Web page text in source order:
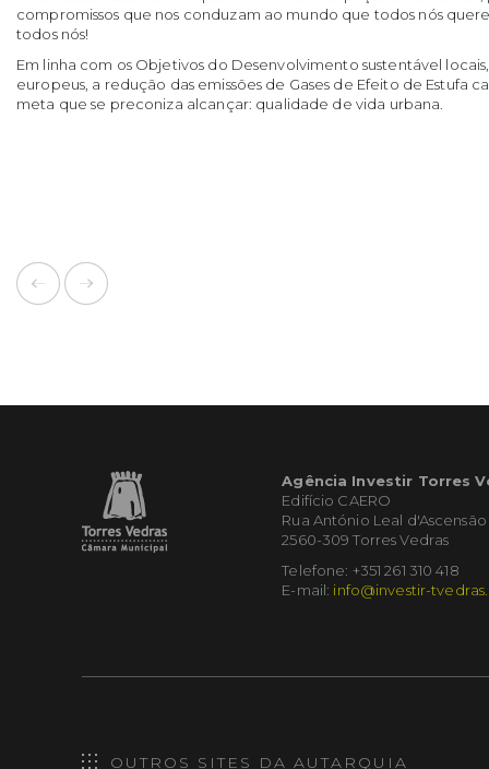
compromissos que nos conduzam ao mundo que todos nós
todos nós!
Em linha com os Objetivos do Desenvolvimento sustentável
europeus, a redução das emissões de Gases de Efeito de Estufa
meta que se preconiza alcançar: qualidade de vida urbana.
Agência Investir Torres
Edifício CAERO
Rua António Leal d'Ascensão
2560-309 Torres Vedras
Telefone: +351 261 310 418
E-mail: info@investir-
OUTROS SITES DA AUTARQUIA